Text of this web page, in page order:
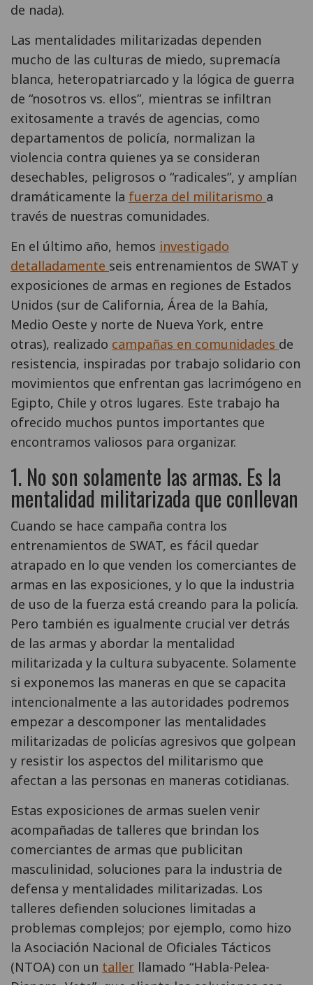
de nada).
Las mentalidades militarizadas dependen
mucho de las culturas de miedo, supremacía
blanca, heteropatriarcado y la lógica de guerra
de “nosotros vs. ellos”, mientras se infiltran
exitosamente a través de agencias, como
departamentos de policía, normalizan la
violencia contra quienes ya se consideran
desechables, peligrosos o “radicales”, y amplían
dramáticamente la fuerza del militarismo a
través de nuestras comunidades.
En el último año, hemos investigado
detalladamente seis entrenamientos de SWAT y
exposiciones de armas en regiones de Estados
Unidos (sur de California, Área de la Bahía,
Medio Oeste y norte de Nueva York, entre
otras), realizado campañas en comunidades de
resistencia, inspiradas por trabajo solidario con
movimientos que enfrentan gas lacrimógeno en
Egipto, Chile y otros lugares. Este trabajo ha
ofrecido muchos puntos importantes que
encontramos valiosos para organizar.
1. No son solamente las armas. Es la
mentalidad militarizada que conllevan
Cuando se hace campaña contra los
entrenamientos de SWAT, es fácil quedar
atrapado en lo que venden los comerciantes de
armas en las exposiciones, y lo que la industria
de uso de la fuerza está creando para la policía.
Pero también es igualmente crucial ver detrás
de las armas y abordar la mentalidad
militarizada y la cultura subyacente. Solamente
si exponemos las maneras en que se capacita
intencionalmente a las autoridades podremos
empezar a descomponer las mentalidades
militarizadas de policías agresivos que golpean
y resistir los aspectos del militarismo que
afectan a las personas en maneras cotidianas.
Estas exposiciones de armas suelen venir
acompañadas de talleres que brindan los
comerciantes de armas que publicitan
masculinidad, soluciones para la industria de
defensa y mentalidades militarizadas. Los
talleres defienden soluciones limitadas a
problemas complejos; por ejemplo, como hizo
la Asociación Nacional de Oficiales Tácticos
(NTOA) con un taller llamado “Habla-Pelea-